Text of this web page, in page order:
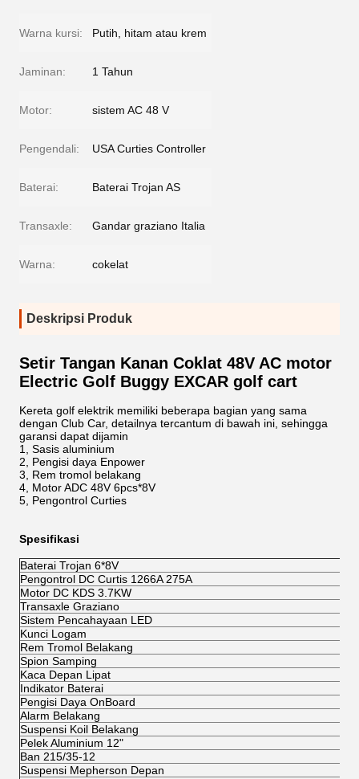
Warna kursi: Putih, hitam atau krem
Jaminan: 1 Tahun
Motor: sistem AC 48 V
Pengendali: USA Curties Controller
Baterai: Baterai Trojan AS
Transaxle: Gandar graziano Italia
Warna: cokelat
Deskripsi Produk
Setir Tangan Kanan Coklat 48V AC motor
Electric Golf Buggy EXCAR golf cart
Kereta golf elektrik memiliki beberapa bagian yang sama
dengan Club Car, detailnya tercantum di bawah ini, sehingga
garansi dapat dijamin
1, Sasis aluminium
2, Pengisi daya Enpower
3, Rem tromol belakang
4, Motor ADC 48V 6pcs*8V
5, Pengontrol Curties
Spesifikasi
Baterai Trojan 6*8V
Pengontrol DC Curtis 1266A 275A
Motor DC KDS 3.7KW
Transaxle Graziano
Sistem Pencahayaan LED
Kunci Logam
Rem Tromol Belakang
Spion Samping
Kaca Depan Lipat
Indikator Baterai
Pengisi Daya OnBoard
Alarm Belakang
Suspensi Koil Belakang
Pelek Aluminium 12"
Ban 215/35-12
Suspensi Mepherson Depan